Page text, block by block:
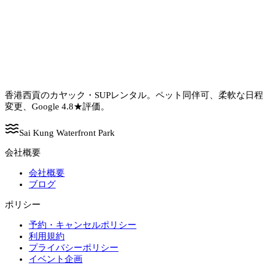
香港西貢のカヤック・SUPレンタル。ペット同伴可、柔軟な日程
変更、Google 4.8★評価。
Sai Kung Waterfront Park
会社概要
会社概要
ブログ
ポリシー
予約・キャンセルポリシー
利用規約
プライバシーポリシー
イベント企画